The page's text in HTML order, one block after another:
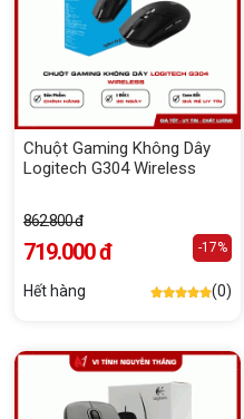
Chuột Gaming Không Dây
Logitech G304 Wireless
862.800 đ
719.000 đ -17%
Hết hàng (0)